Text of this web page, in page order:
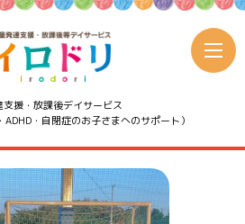
支援・放課後デイサービス
ADHD・自閉症のお子さまへのサポート）